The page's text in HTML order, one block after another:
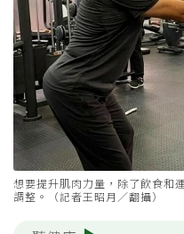
想要提升肌肉力量，除了飲食和
調整。（記者王昭月／翻攝）